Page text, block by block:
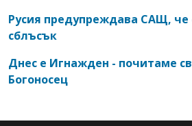
Русия предупреждава САЩ, че
сблъсък
Днес е Игнажден - почитаме
Богоносец